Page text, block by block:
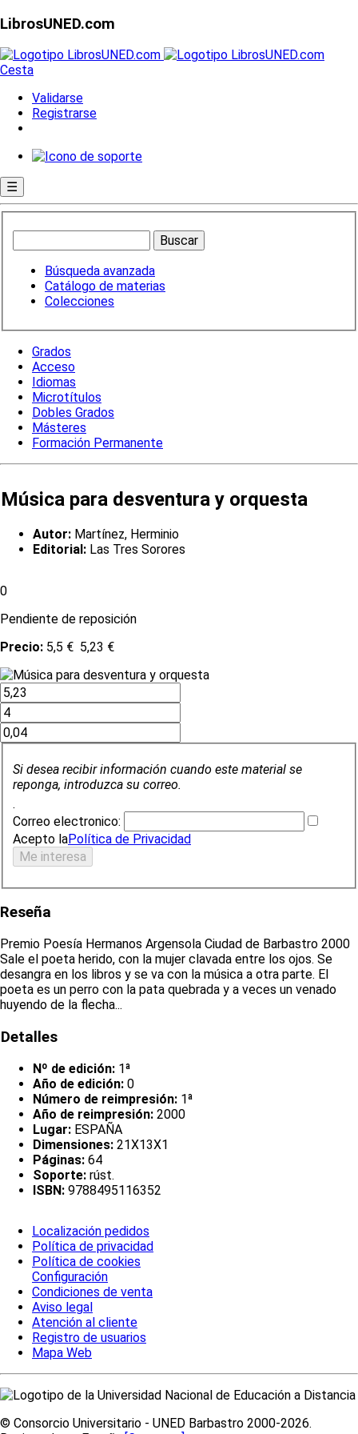
LibrosUNED.com
Cesta
Validarse
Registrarse
☰
Búsqueda avanzada
Catálogo de materias
Colecciones
Grados
Acceso
Idiomas
Microtítulos
Dobles Grados
Másteres
Formación Permanente
Música para desventura y orquesta
Autor: Martínez, Herminio
Editorial: Las Tres Sorores
0
Pendiente de reposición
Precio: 5,5 € 5,23 €
Si desea recibir información cuando este material se
reponga, introduzca su correo.
.
Correo electronico:
Acepto laPolítica de Privacidad
Reseña
Premio Poesía Hermanos Argensola Ciudad de Barbastro 2000
Sale el poeta herido, con la mujer clavada entre los ojos. Se
desangra en los libros y se va con la música a otra parte. El
poeta es un perro con la pata quebrada y a veces un venado
huyendo de la flecha...
Detalles
Nº de edición: 1ª
Año de edición: 0
Número de reimpresión: 1ª
Año de reimpresión: 2000
Lugar: ESPAÑA
Dimensiones: 21X13X1
Páginas: 64
Soporte: rúst.
ISBN: 9788495116352
Localización pedidos
Política de privacidad
Política de cookies
Configuración
Condiciones de venta
Aviso legal
Atención al cliente
Registro de usuarios
Mapa Web
© Consorcio Universitario - UNED Barbastro 2000-2026.